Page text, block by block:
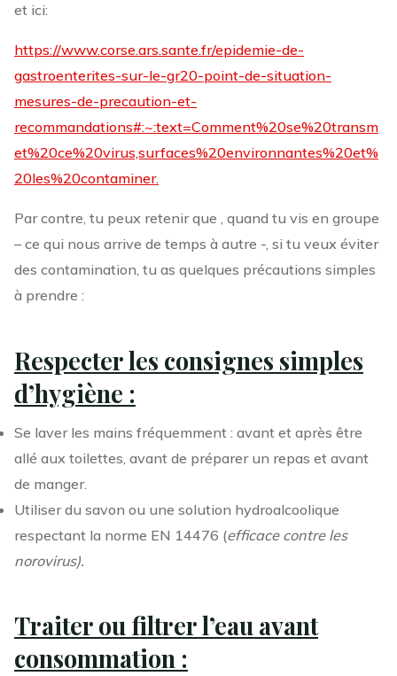
et ici:
https://www.corse.ars.sante.fr/epidemie-de-
gastroenterites-sur-le-gr20-point-de-situation-
mesures-de-precaution-et-
recommandations#:~:text=Comment%20se%20transm
et%20ce%20virus,surfaces%20environnantes%20et%
20les%20contaminer.
Par contre, tu peux retenir que , quand tu vis en groupe
– ce qui nous arrive de temps à autre -, si tu veux éviter
des contamination, tu as quelques précautions simples
à prendre :
Respecter les consignes simples
d’hygiène :
Se laver les mains fréquemment : avant et après être
allé aux toilettes, avant de préparer un repas et avant
de manger.
Utiliser du savon ou une solution hydroalcoolique
respectant la norme EN 14476 (efficace contre les
norovirus).
Traiter ou filtrer l’eau avant
consommation :